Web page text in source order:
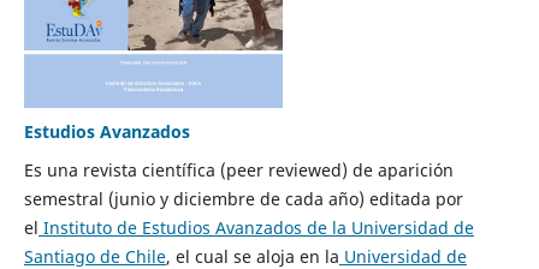
Estudios Avanzados
Es una revista científica (peer reviewed) de aparición
semestral (junio y diciembre de cada año) editada por
el Instituto de Estudios Avanzados de la Universidad de
Santiago de Chile, el cual se aloja en la Universidad de